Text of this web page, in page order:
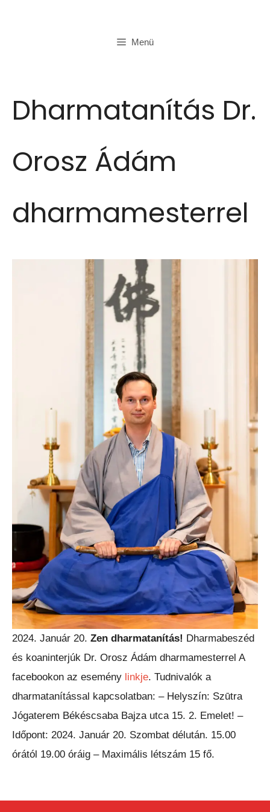
Menü
Dharmatanítás Dr.
Orosz Ádám
dharmamesterrel
2024. Január 20. Zen dharmatanítás! Dharmabeszéd
és koaninterjúk Dr. Orosz Ádám dharmamesterrel A
facebookon az esemény linkje. Tudnivalók a
dharmatanítással kapcsolatban: – Helyszín: Szūtra
Jógaterem Békéscsaba Bajza utca 15. 2. Emelet! –
Időpont: 2024. Január 20. Szombat délután. 15.00
órától 19.00 óráig – Maximális létszám 15 fő.